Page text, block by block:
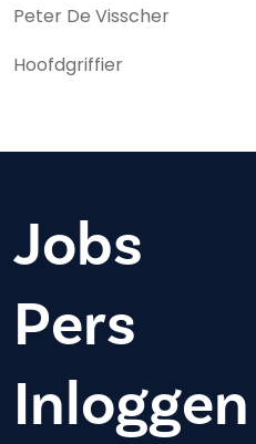
Peter De Visscher
Hoofdgriffier
Jobs
Pers
Inloggen